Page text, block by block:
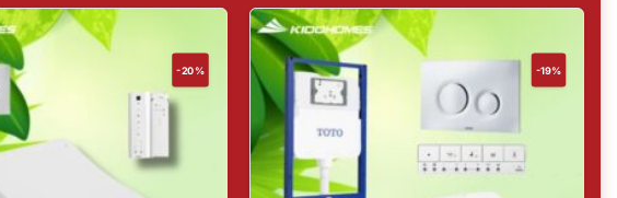
-20% -19%